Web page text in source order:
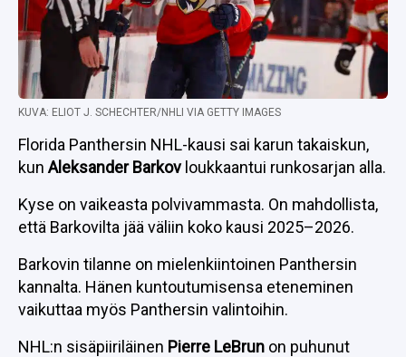
KUVA: ELIOT J. SCHECHTER/NHLI VIA GETTY IMAGES
Florida Panthersin NHL-kausi sai karun takaiskun,
kun Aleksander Barkovloukkaantui runkosarjan alla.
Kyse on vaikeasta polvivammasta. On mahdollista,
että Barkovilta jää väliin koko kausi 2025–2026.
Barkovin tilanne on mielenkiintoinen Panthersin
kannalta. Hänen kuntoutumisensa eteneminen
vaikuttaa myös Panthersin valintoihin.
NHL:n sisäpiiriläinen Pierre LeBrun on puhunut